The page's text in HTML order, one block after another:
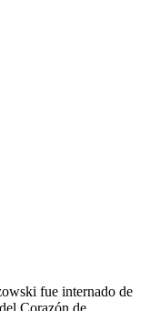
fue internado de